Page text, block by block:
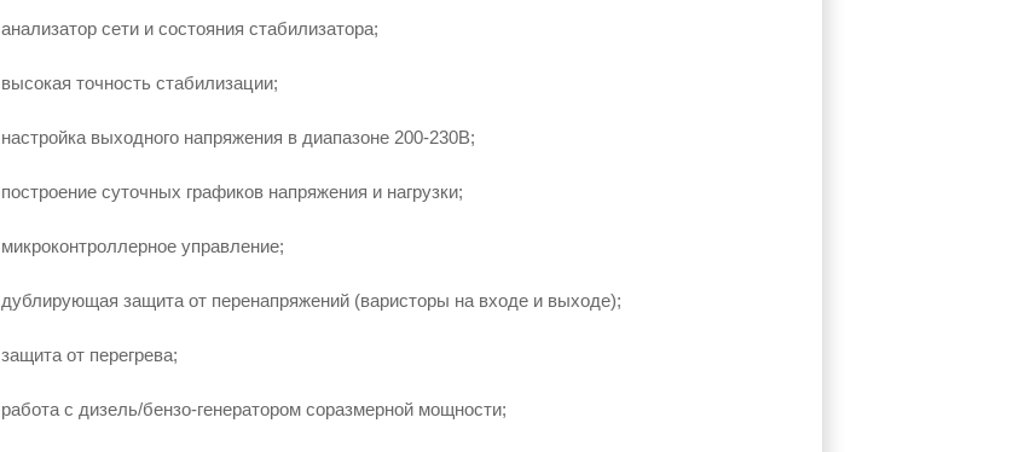
анализатор сети и состояния стабилизатора;
высокая точность стабилизации;
настройка выходного напряжения в диапазоне 200-230В;
построение суточных графиков напряжения и нагрузки;
микроконтроллерное управление;
дублирующая защита от перенапряжений (варисторы на входе и выходе);
защита от перегрева;
работа с дизель/бензо-генератором соразмерной мощности;